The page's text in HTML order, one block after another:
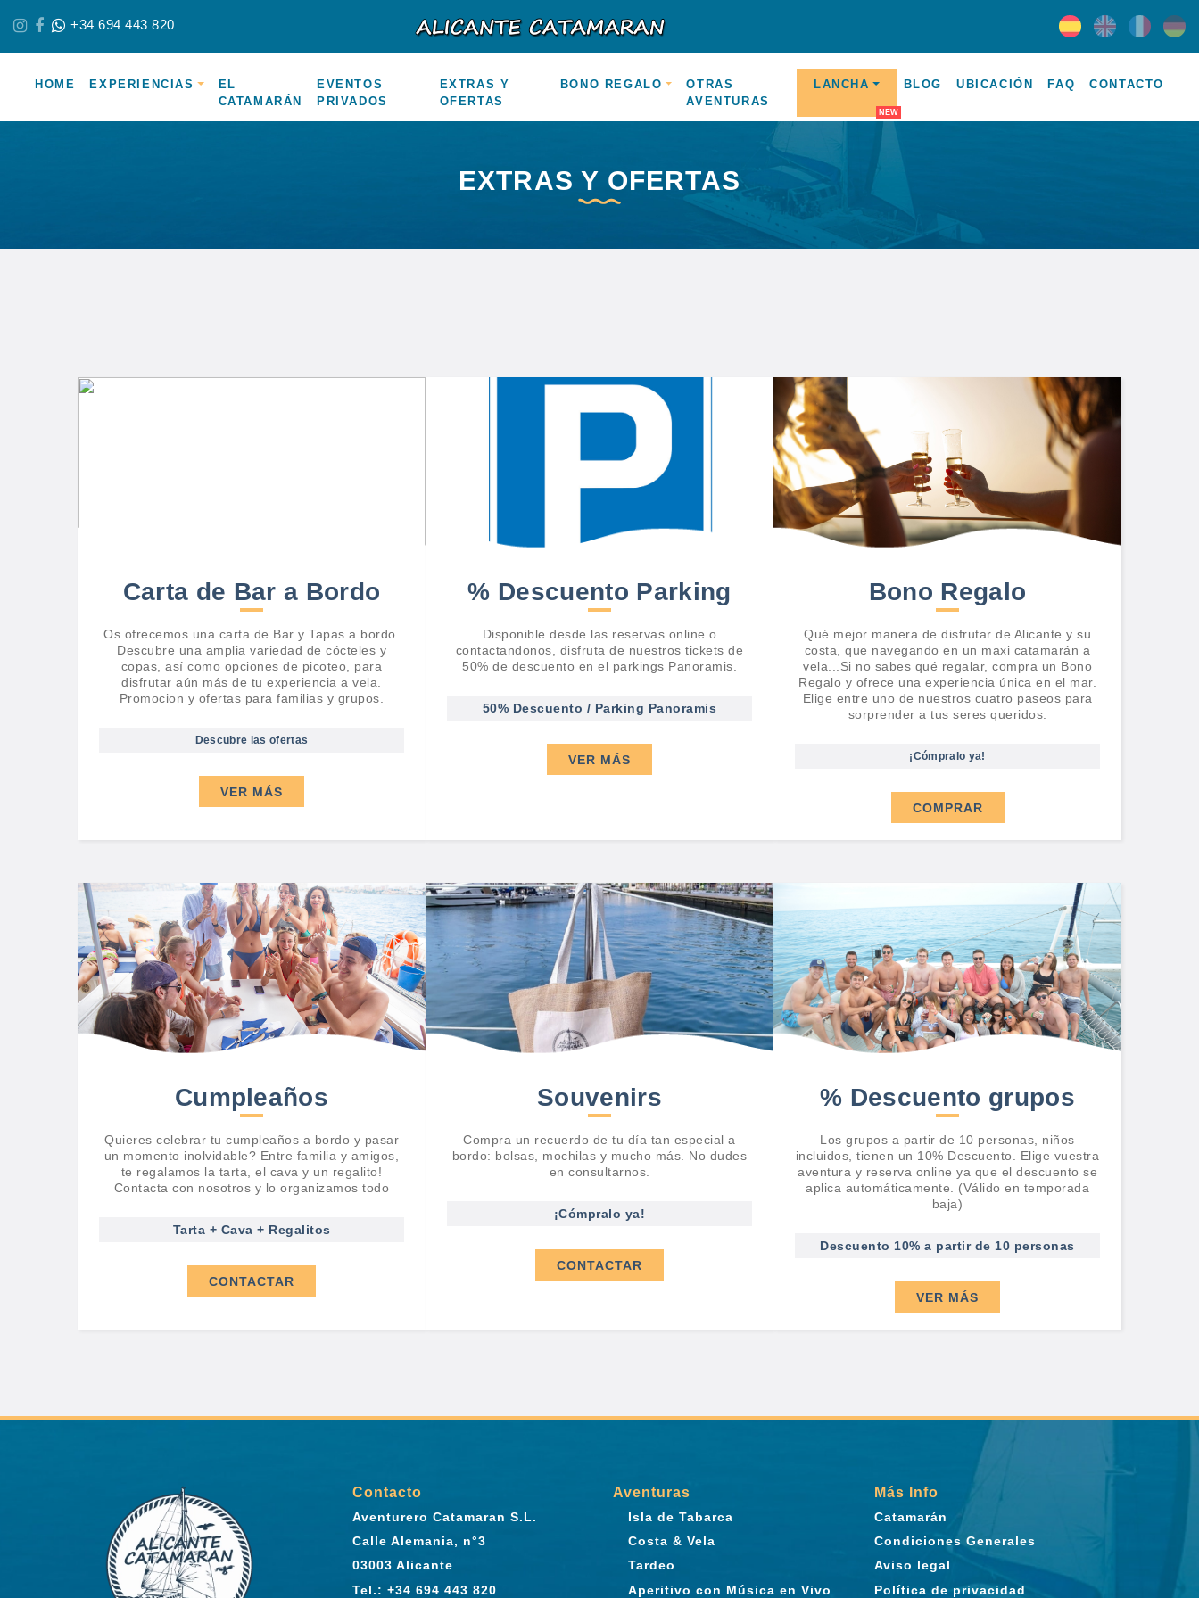
+34 694 443 820
HOME EXPERIENCIAS
EL
CATAMARÁN
EVENTOS
PRIVADOS
EXTRAS Y
OFERTAS
BONO REGALO
OTRAS
AVENTURAS
LANCHA BLOG UBICACIÓN FAQ CONTACTO
EXTRAS Y OFERTAS
Carta de Bar a Bordo
Os ofrecemos una carta de Bar y Tapas a bordo.
Descubre una amplia variedad de cócteles y
copas, así como opciones de picoteo, para
disfrutar aún más de tu experiencia a vela.
Promocion y ofertas para familias y grupos.
Descubre las ofertas
VER MÁS
% Descuento Parking
Disponible desde las reservas online o
contactandonos, disfruta de nuestros tickets de
50% de descuento en el parkings Panoramis.
50% Descuento / Parking Panoramis
VER MÁS
Bono Regalo
Qué mejor manera de disfrutar de Alicante y su
costa, que navegando en un maxi catamarán a
vela...Si no sabes qué regalar, compra un Bono
Regalo y ofrece una experiencia única en el mar.
Elige entre uno de nuestros cuatro paseos para
sorprender a tus seres queridos.
¡Cómpralo ya!
COMPRAR
Cumpleaños
Quieres celebrar tu cumpleaños a bordo y pasar
un momento inolvidable? Entre familia y amigos,
te regalamos la tarta, el cava y un regalito!
Contacta con nosotros y lo organizamos todo
Tarta + Cava + Regalitos
CONTACTAR
Souvenirs
Compra un recuerdo de tu día tan especial a
bordo: bolsas, mochilas y mucho más. No dudes
en consultarnos.
¡Cómpralo ya!
CONTACTAR
% Descuento grupos
Los grupos a partir de 10 personas, niños
incluidos, tienen un 10% Descuento. Elige vuestra
aventura y reserva online ya que el descuento se
aplica automáticamente. (Válido en temporada
baja)
Descuento 10% a partir de 10 personas
VER MÁS
Contacto
Aventurero Catamaran S.L.
Calle Alemania, n°3
03003 Alicante
Tel.: +34 694 443 820
Aventuras
Isla de Tabarca
Costa & Vela
Tardeo
Aperitivo con Música en Vivo
Más Info
Catamarán
Condiciones Generales
Aviso legal
Política de privacidad